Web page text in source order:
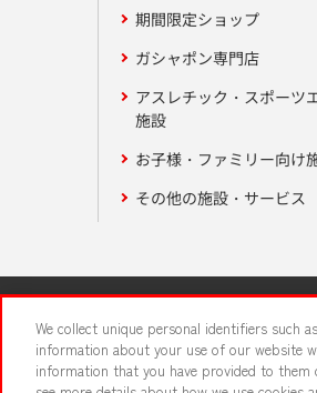
期間限定ショップ
ガシャポン専門店
アスレチック・スポーツ
施設
お子様・ファミリー向け
その他の施設・サービス
関連会社
We collect unique personal identifiers such
information about your use of our website
information that you have provided to them